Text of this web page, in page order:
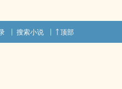
搜索小说 顶部